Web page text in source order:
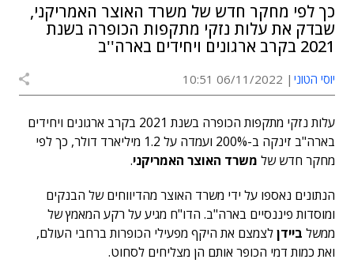
כך לפי מחקר חדש של משרד האוצר האמריקני,
שבדק את עלות נזקי מתקפות הכופרה בשנת
2021 בקרב ארגונים ויחידים בארה''ב
יוסי הטוני 06/11/2022 10:51
עלות נזקי מתקפות הכופרה בשנת 2021 בקרב ארגונים ויחידים
בארה"ב זינקה ב-200% ועמדה על 1.2 מיליארד דולר, כך לפי
מחקר חדש של משרד האוצר האמריקני.
הנתונים נאספו על ידי משרד האוצר מהדיווחים של הבנקים
ומוסדות פיננסיים בארה"ב. הדו"ח מגיע על רקע המאמץ של
ממשל ביידןלצמצם את היקף מפעילי הכופרות ברחבי העולם,
ואת כמות דמי הכופר אותם הן מצליחים לסחוט.